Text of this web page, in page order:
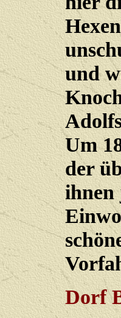
und
Um
der
ihnen
Dorf